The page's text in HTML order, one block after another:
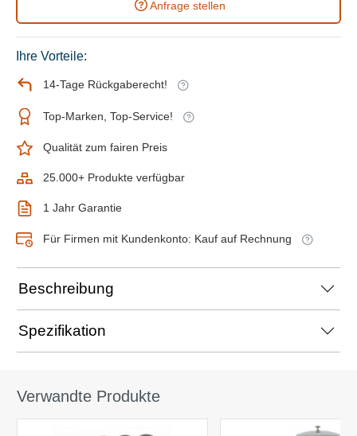
Anfrage stellen
Ihre Vorteile:
14-Tage Rückgaberecht!
Top-Marken, Top-Service!
Qualität zum fairen Preis
25.000+ Produkte verfügbar
1 Jahr Garantie
Für Firmen mit Kundenkonto: Kauf auf Rechnung
Beschreibung
Spezifikation
Verwandte Produkte